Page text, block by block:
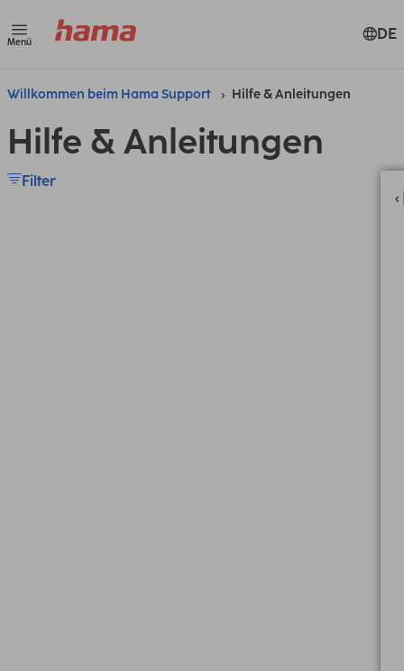
Menü DE
Willkommen beim Hama Support Hilfe & Anleitungen
Hilfe & Anleitungen
Filter